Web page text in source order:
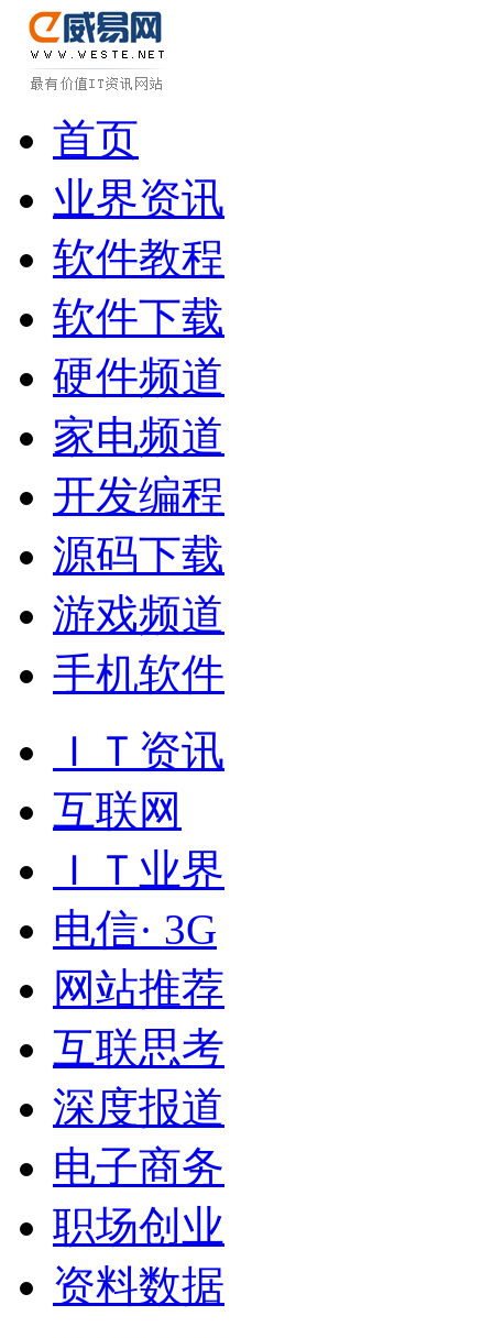
首页
业界资讯
软件教程
软件下载
硬件频道
家电频道
开发编程
源码下载
游戏频道
手机软件
ＩＴ资讯
互联网
ＩＴ业界
电信· 3G
网站推荐
互联思考
深度报道
电子商务
职场创业
资料数据